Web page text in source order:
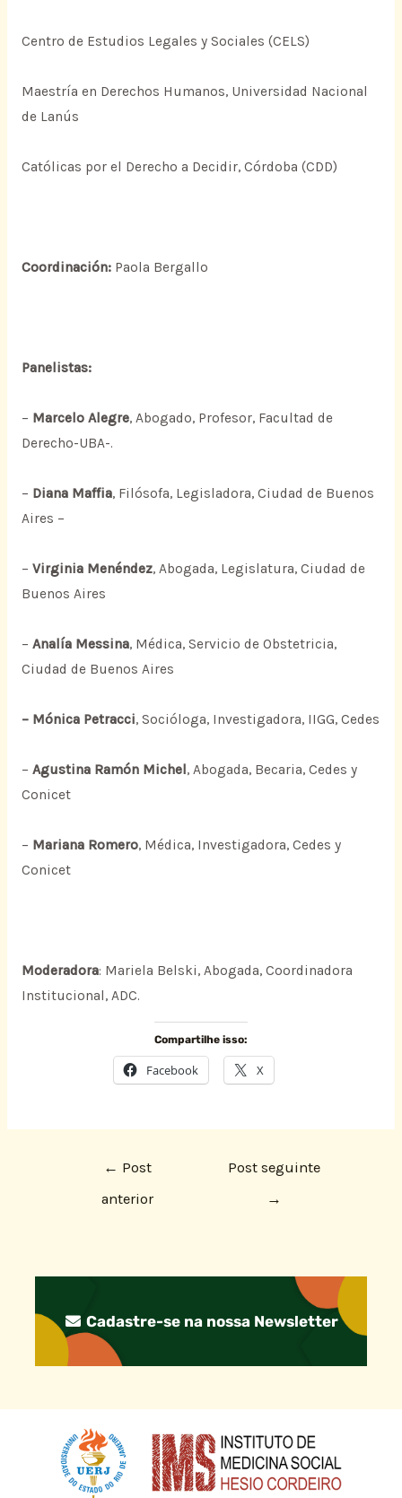
Centro de Estudios Legales y Sociales (CELS)
Maestría en Derechos Humanos, Universidad Nacional
de Lanús
Católicas por el Derecho a Decidir, Córdoba (CDD)
Coordinación:Paola Bergallo
Panelistas:
– Marcelo Alegre, Abogado, Profesor, Facultad de
Derecho-UBA-.
– Diana Maffia, Filósofa, Legisladora, Ciudad de Buenos
Aires –
– Virginia Menéndez, Abogada, Legislatura, Ciudad de
Buenos Aires
– Analía Messina, Médica, Servicio de Obstetricia,
Ciudad de Buenos Aires
– Mónica Petracci, Socióloga, Investigadora, IIGG, Cedes
– Agustina Ramón Michel, Abogada, Becaria, Cedes y
Conicet
– Mariana Romero, Médica, Investigadora, Cedes y
Conicet
Moderadora: Mariela Belski, Abogada, Coordinadora
Institucional, ADC.
Compartilhe isso:
Facebook X
← Post
anterior
Post seguinte
→
Cadastre-se na nossa Newsletter